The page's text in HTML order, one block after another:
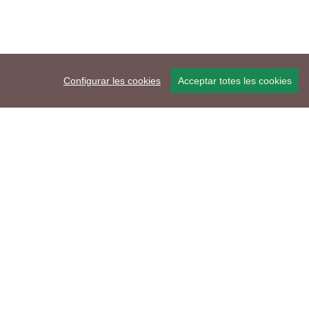
Configurar les cookies Acceptar totes les cookies